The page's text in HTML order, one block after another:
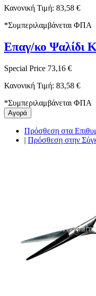
Κανονική Τιμή: 83,58 €
*Συμπεριλαμβάνεται ΦΠΑ
Επαγ/κο Ψαλίδι
Special Price 73,16 €
Κανονική Τιμή: 83,58 €
*Συμπεριλαμβάνεται ΦΠΑ
Αγορά
Πρόσθεση στα
| Πρόσθεση στην